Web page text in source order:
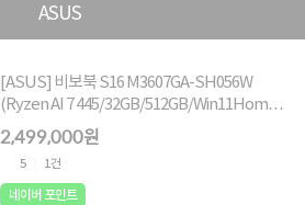
ASUS
[ASUS] 비보북 S16 M3607GA-SH056W
(Ryzen AI 7 445/32GB/512GB/Win11Home)
[기본제품]
2,499,000원
5 1건
네이버 포인트